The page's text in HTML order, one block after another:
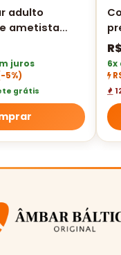
adulto
ametista
juros
5%)
grátis
6x